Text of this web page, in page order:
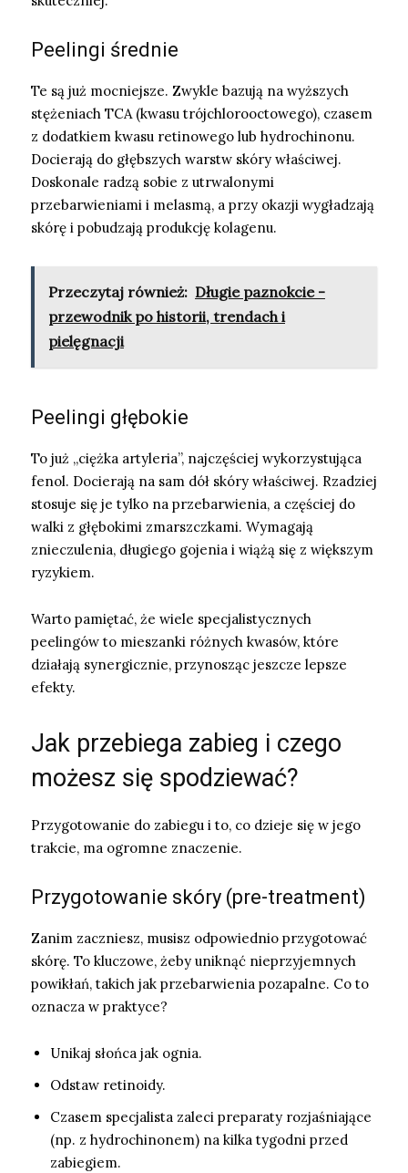
Peelingi średnie
Te są już mocniejsze. Zwykle bazują na wyższych
stężeniach TCA (kwasu trójchlorooctowego), czasem
z dodatkiem kwasu retinowego lub hydrochinonu.
Docierają do głębszych warstw skóry właściwej.
Doskonale radzą sobie z utrwalonymi
przebarwieniami i melasmą, a przy okazji wygładzają
skórę i pobudzają produkcję kolagenu.
Przeczytaj również: Długie paznokcie -
przewodnik po historii, trendach i
pielęgnacji
Peelingi głębokie
To już „ciężka artyleria”, najczęściej wykorzystująca
fenol. Docierają na sam dół skóry właściwej. Rzadziej
stosuje się je tylko na przebarwienia, a częściej do
walki z głębokimi zmarszczkami. Wymagają
znieczulenia, długiego gojenia i wiążą się z większym
ryzykiem.
Warto pamiętać, że wiele specjalistycznych
peelingów to mieszanki różnych kwasów, które
działają synergicznie, przynosząc jeszcze lepsze
efekty.
Jak przebiega zabieg i czego
możesz się spodziewać?
Przygotowanie do zabiegu i to, co dzieje się w jego
trakcie, ma ogromne znaczenie.
Przygotowanie skóry (pre-treatment)
Zanim zaczniesz, musisz odpowiednio przygotować
skórę. To kluczowe, żeby uniknąć nieprzyjemnych
powikłań, takich jak przebarwienia pozapalne. Co to
oznacza w praktyce?
Unikaj słońca jak ognia.
Odstaw retinoidy.
Czasem specjalista zaleci preparaty rozjaśniające
(np. z hydrochinonem) na kilka tygodni przed
zabiegiem.